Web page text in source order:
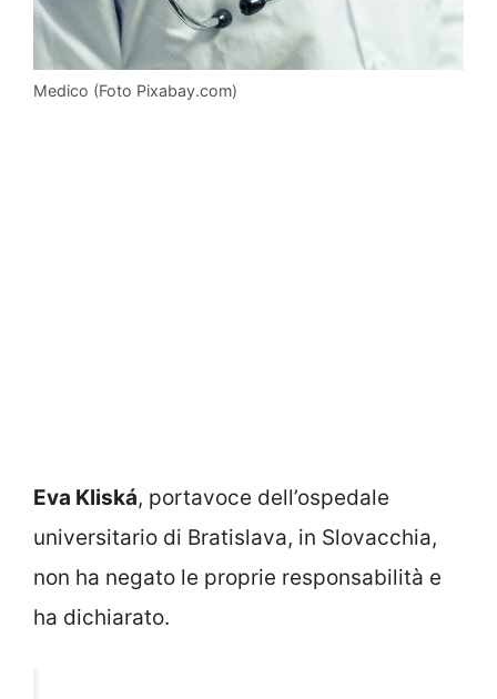
Medico (Foto Pixabay.com)
Eva Kliská, portavoce dell’ospedale
universitario di Bratislava, in Slovacchia,
non ha negato le proprie responsabilità e
ha dichiarato.